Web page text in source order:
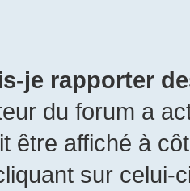
je rapporter
du forum a
être affiché à
sur